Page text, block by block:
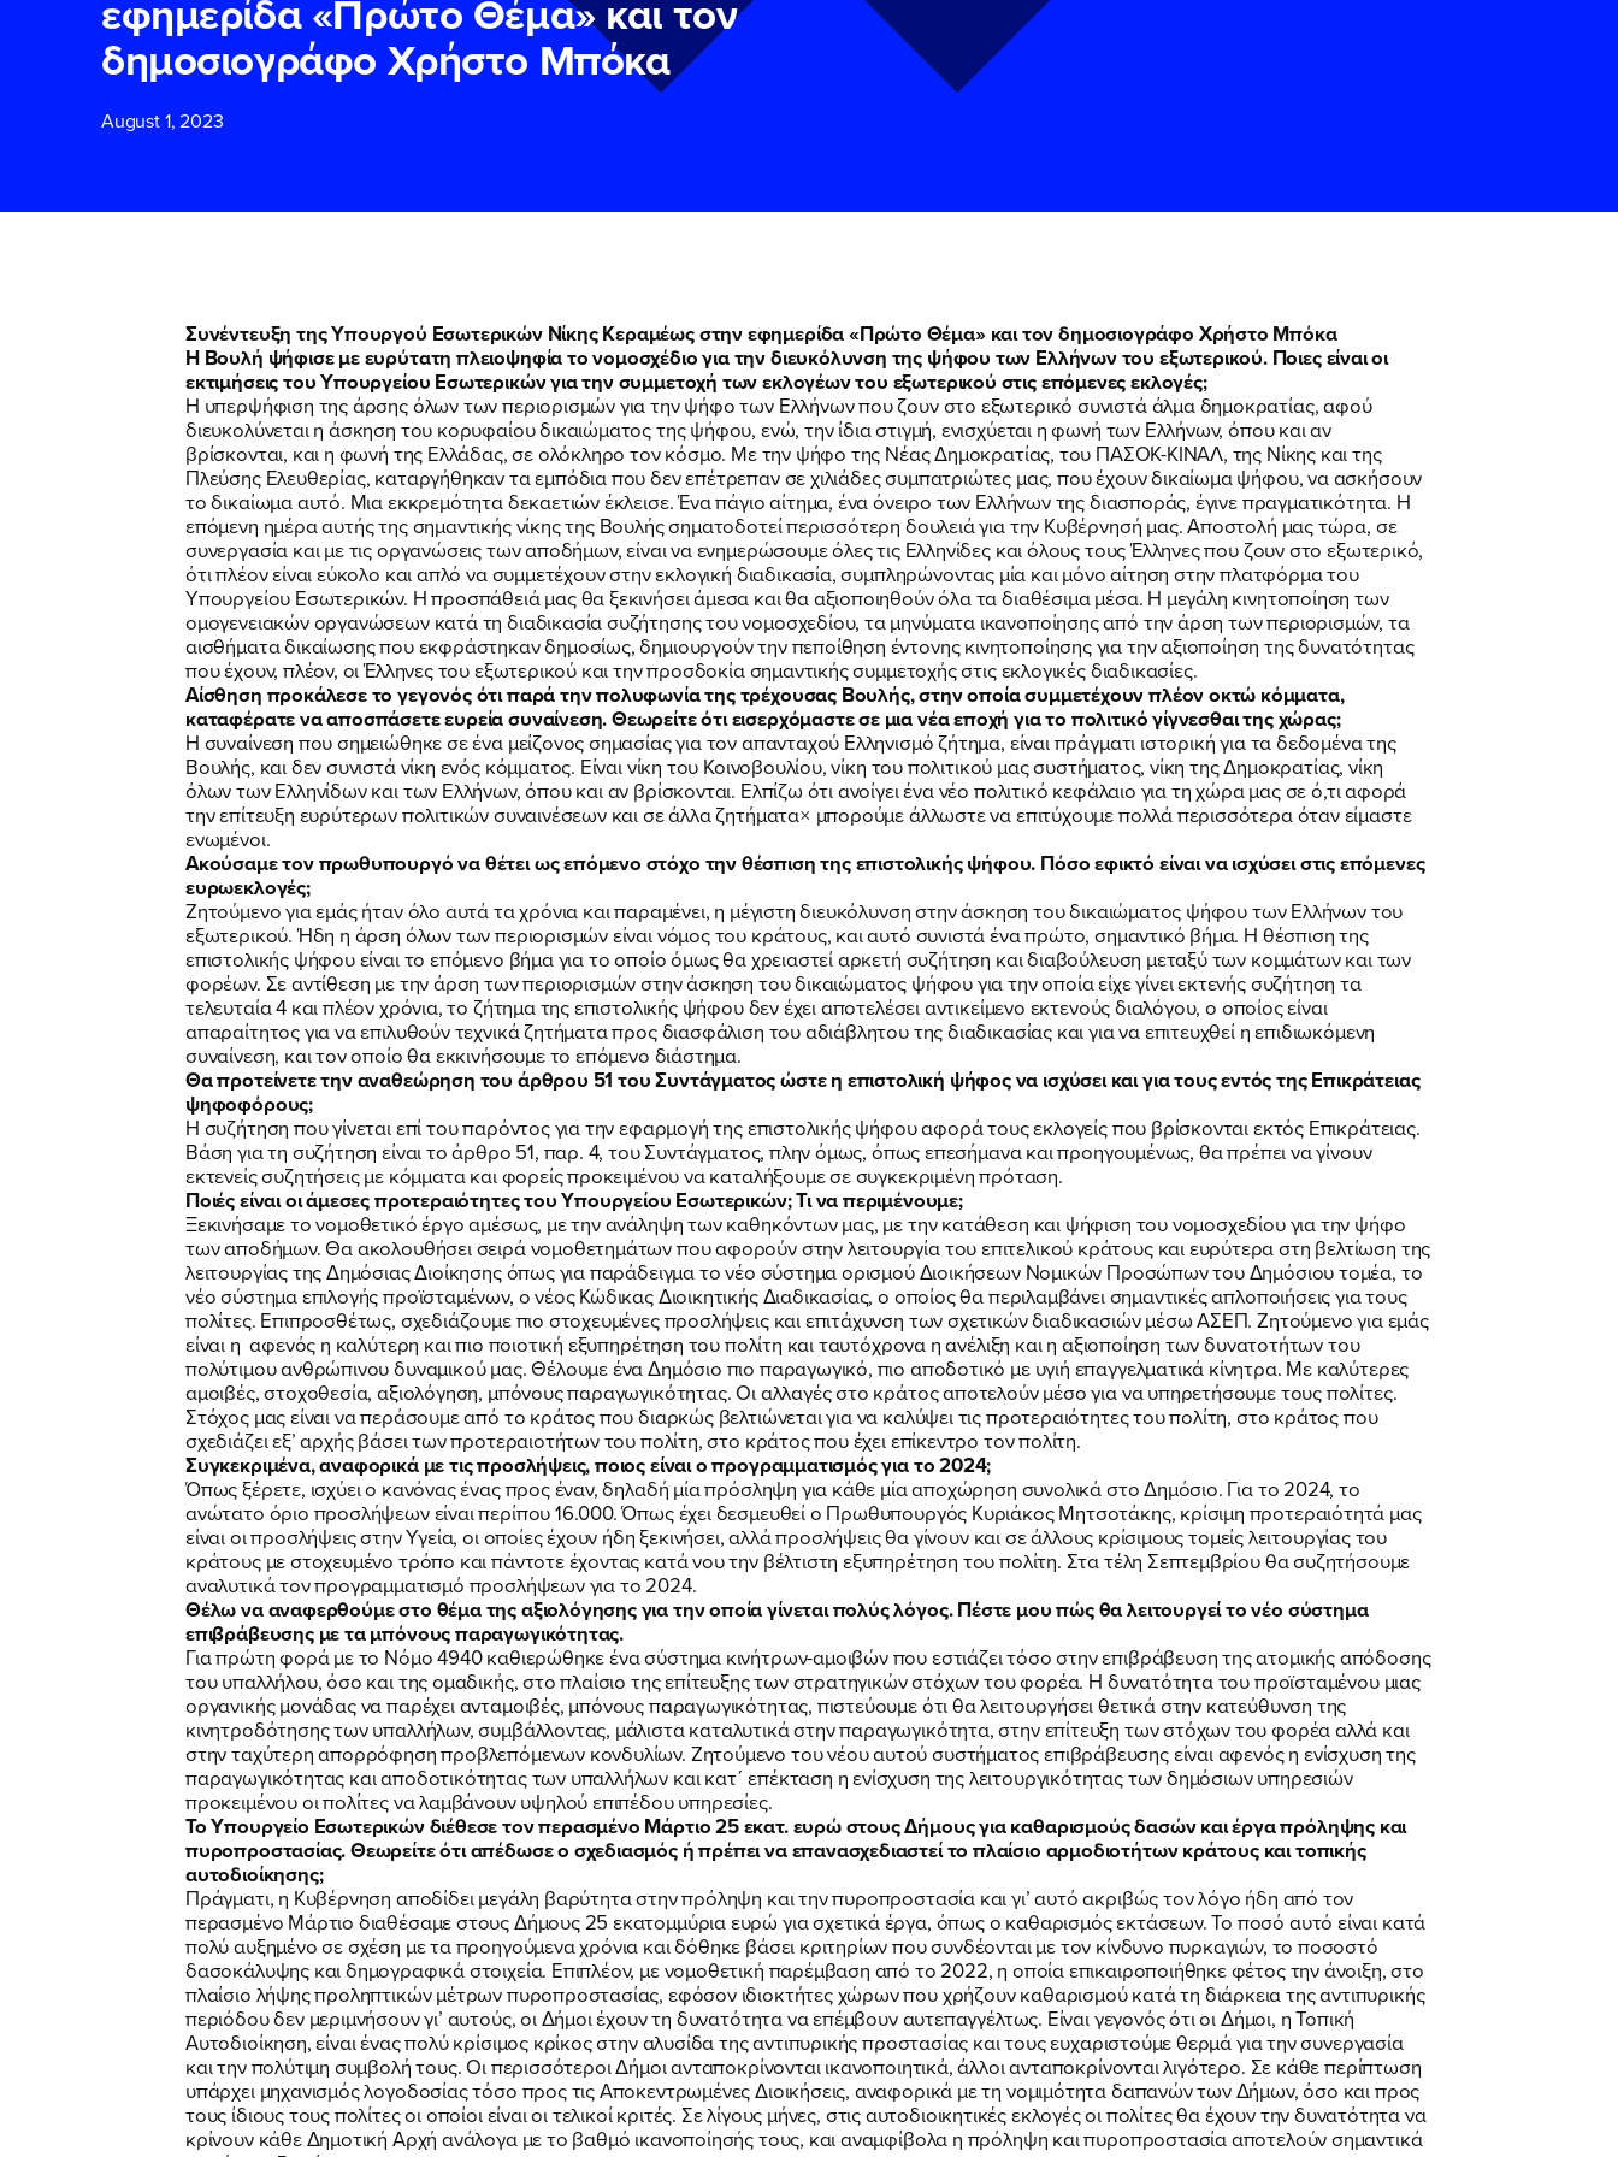
ΠΟΙΑ ΕΙΜΑΙ
ΕΡΓΟ
ΕΚΔΗΛΩΣΕΙΣ
ΝΕΑ
ΕΛΑ ΚΙ ΕΣΥ
FB IN TW YT LN VB TIKTOK
εφημερίδα «Πρώτο Θέμα» και τον
δημοσιογράφο Χρήστο Μπόκα
August 1, 2023
Συνέντευξη της Υπουργού Εσωτερικών Νίκης Κεραμέως στην εφημερίδα «Πρώτο Θέμα» και τον δημοσιογράφο Χρήστο Μπόκα
Η Βουλή ψήφισε με ευρύτατη πλειοψηφία το νομοσχέδιο για την διευκόλυνση της ψήφου των Ελλήνων του εξωτερικού. Ποιες είναι οι
εκτιμήσεις του Υπουργείου Εσωτερικών για την συμμετοχή των εκλογέων του εξωτερικού στις επόμενες εκλογές;
Η υπερψήφιση της άρσης όλων των περιορισμών για την ψήφο των Ελλήνων που ζουν στο εξωτερικό συνιστά άλμα δημοκρατίας, αφού
διευκολύνεται η άσκηση του κορυφαίου δικαιώματος της ψήφου, ενώ, την ίδια στιγμή, ενισχύεται η φωνή των Ελλήνων, όπου και αν
βρίσκονται, και η φωνή της Ελλάδας, σε ολόκληρο τον κόσμο. Με την ψήφο της Νέας Δημοκρατίας, του ΠΑΣΟΚ-ΚΙΝΑΛ, της Νίκης και της
Πλεύσης Ελευθερίας, καταργήθηκαν τα εμπόδια που δεν επέτρεπαν σε χιλιάδες συμπατριώτες μας, που έχουν δικαίωμα ψήφου, να ασκήσουν
το δικαίωμα αυτό. Μια εκκρεμότητα δεκαετιών έκλεισε. Ένα πάγιο αίτημα, ένα όνειρο των Ελλήνων της διασποράς, έγινε πραγματικότητα. Η
επόμενη ημέρα αυτής της σημαντικής νίκης της Βουλής σηματοδοτεί περισσότερη δουλειά για την Κυβέρνησή μας. Αποστολή μας τώρα, σε
συνεργασία και με τις οργανώσεις των αποδήμων, είναι να ενημερώσουμε όλες τις Ελληνίδες και όλους τους Έλληνες που ζουν στο εξωτερικό,
ότι πλέον είναι εύκολο και απλό να συμμετέχουν στην εκλογική διαδικασία, συμπληρώνοντας μία και μόνο αίτηση στην πλατφόρμα του
Υπουργείου Εσωτερικών. Η προσπάθειά μας θα ξεκινήσει άμεσα και θα αξιοποιηθούν όλα τα διαθέσιμα μέσα. Η μεγάλη κινητοποίηση των
ομογενειακών οργανώσεων κατά τη διαδικασία συζήτησης του νομοσχεδίου, τα μηνύματα ικανοποίησης από την άρση των περιορισμών, τα
αισθήματα δικαίωσης που εκφράστηκαν δημοσίως, δημιουργούν την πεποίθηση έντονης κινητοποίησης για την αξιοποίηση της δυνατότητας
που έχουν, πλέον, οι Έλληνες του εξωτερικού και την προσδοκία σημαντικής συμμετοχής στις εκλογικές διαδικασίες.
Αίσθηση προκάλεσε το γεγονός ότι παρά την πολυφωνία της τρέχουσας Βουλής, στην οποία συμμετέχουν πλέον οκτώ κόμματα,
καταφέρατε να αποσπάσετε ευρεία συναίνεση. Θεωρείτε ότι εισερχόμαστε σε μια νέα εποχή για το πολιτικό γίγνεσθαι της χώρας;
Η συναίνεση που σημειώθηκε σε ένα μείζονος σημασίας για τον απανταχού Ελληνισμό ζήτημα, είναι πράγματι ιστορική για τα δεδομένα της
Βουλής, και δεν συνιστά νίκη ενός κόμματος. Είναι νίκη του Κοινοβουλίου, νίκη του πολιτικού μας συστήματος, νίκη της Δημοκρατίας, νίκη
όλων των Ελληνίδων και των Ελλήνων, όπου και αν βρίσκονται. Ελπίζω ότι ανοίγει ένα νέο πολιτικό κεφάλαιο για τη χώρα μας σε ό,τι αφορά
την επίτευξη ευρύτερων πολιτικών συναινέσεων και σε άλλα ζητήματα× μπορούμε άλλωστε να επιτύχουμε πολλά περισσότερα όταν είμαστε
ενωμένοι.
Ακούσαμε τον πρωθυπουργό να θέτει ως επόμενο στόχο την θέσπιση της επιστολικής ψήφου. Πόσο εφικτό είναι να ισχύσει στις επόμενες
ευρωεκλογές;
Ζητούμενο για εμάς ήταν όλο αυτά τα χρόνια και παραμένει, η μέγιστη διευκόλυνση στην άσκηση του δικαιώματος ψήφου των Ελλήνων του
εξωτερικού. Ήδη η άρση όλων των περιορισμών είναι νόμος του κράτους, και αυτό συνιστά ένα πρώτο, σημαντικό βήμα. Η θέσπιση της
επιστολικής ψήφου είναι το επόμενο βήμα για το οποίο όμως θα χρειαστεί αρκετή συζήτηση και διαβούλευση μεταξύ των κομμάτων και των
φορέων. Σε αντίθεση με την άρση των περιορισμών στην άσκηση του δικαιώματος ψήφου για την οποία είχε γίνει εκτενής συζήτηση τα
τελευταία 4 και πλέον χρόνια, το ζήτημα της επιστολικής ψήφου δεν έχει αποτελέσει αντικείμενο εκτενούς διαλόγου, ο οποίος είναι
απαραίτητος για να επιλυθούν τεχνικά ζητήματα προς διασφάλιση του αδιάβλητου της διαδικασίας και για να επιτευχθεί η επιδιωκόμενη
συναίνεση, και τον οποίο θα εκκινήσουμε το επόμενο διάστημα.
Θα προτείνετε την αναθεώρηση του άρθρου 51 του Συντάγματος ώστε η επιστολική ψήφος να ισχύσει και για τους εντός της Επικράτειας
ψηφοφόρους;
Η συζήτηση που γίνεται επί του παρόντος για την εφαρμογή της επιστολικής ψήφου αφορά τους εκλογείς που βρίσκονται εκτός Επικράτειας.
Βάση για τη συζήτηση είναι το άρθρο 51, παρ. 4, του Συντάγματος, πλην όμως, όπως επεσήμανα και προηγουμένως, θα πρέπει να γίνουν
εκτενείς συζητήσεις με κόμματα και φορείς προκειμένου να καταλήξουμε σε συγκεκριμένη πρόταση.
Ποιές είναι οι άμεσες προτεραιότητες του Υπουργείου Εσωτερικών; Τι να περιμένουμε;
Ξεκινήσαμε το νομοθετικό έργο αμέσως, με την ανάληψη των καθηκόντων μας, με την κατάθεση και ψήφιση του νομοσχεδίου για την ψήφο
των αποδήμων. Θα ακολουθήσει σειρά νομοθετημάτων που αφορούν στην λειτουργία του επιτελικού κράτους και ευρύτερα στη βελτίωση της
λειτουργίας της Δημόσιας Διοίκησης όπως για παράδειγμα το νέο σύστημα ορισμού Διοικήσεων Νομικών Προσώπων του Δημόσιου τομέα, το
νέο σύστημα επιλογής προϊσταμένων, ο νέος Κώδικας Διοικητικής Διαδικασίας, ο οποίος θα περιλαμβάνει σημαντικές απλοποιήσεις για τους
πολίτες. Επιπροσθέτως, σχεδιάζουμε πιο στοχευμένες προσλήψεις και επιτάχυνση των σχετικών διαδικασιών μέσω ΑΣΕΠ. Ζητούμενο για εμάς
είναι η αφενός η καλύτερη και πιο ποιοτική εξυπηρέτηση του πολίτη και ταυτόχρονα η ανέλιξη και η αξιοποίηση των δυνατοτήτων του
πολύτιμου ανθρώπινου δυναμικού μας. Θέλουμε ένα Δημόσιο πιο παραγωγικό, πιο αποδοτικό με υγιή επαγγελματικά κίνητρα. Με καλύτερες
αμοιβές, στοχοθεσία, αξιολόγηση, μπόνους παραγωγικότητας. Οι αλλαγές στο κράτος αποτελούν μέσο για να υπηρετήσουμε τους πολίτες.
Στόχος μας είναι να περάσουμε από το κράτος που διαρκώς βελτιώνεται για να καλύψει τις προτεραιότητες του πολίτη, στο κράτος που
σχεδιάζει εξ’ αρχής βάσει των προτεραιοτήτων του πολίτη, στο κράτος που έχει επίκεντρο τον πολίτη.
Συγκεκριμένα, αναφορικά με τις προσλήψεις, ποιος είναι ο προγραμματισμός για το 2024;
Όπως ξέρετε, ισχύει ο κανόνας ένας προς έναν, δηλαδή μία πρόσληψη για κάθε μία αποχώρηση συνολικά στο Δημόσιο. Για το 2024, το
ανώτατο όριο προσλήψεων είναι περίπου 16.000. Όπως έχει δεσμευθεί ο Πρωθυπουργός Κυριάκος Μητσοτάκης, κρίσιμη προτεραιότητά μας
είναι οι προσλήψεις στην Υγεία, οι οποίες έχουν ήδη ξεκινήσει, αλλά προσλήψεις θα γίνουν και σε άλλους κρίσιμους τομείς λειτουργίας του
κράτους με στοχευμένο τρόπο και πάντοτε έχοντας κατά νου την βέλτιστη εξυπηρέτηση του πολίτη. Στα τέλη Σεπτεμβρίου θα συζητήσουμε
αναλυτικά τον προγραμματισμό προσλήψεων για το 2024.
Θέλω να αναφερθούμε στο θέμα της αξιολόγησης για την οποία γίνεται πολύς λόγος. Πέστε μου πώς θα λειτουργεί το νέο σύστημα
επιβράβευσης με τα μπόνους παραγωγικότητας.
Για πρώτη φορά με το Νόμο 4940 καθιερώθηκε ένα σύστημα κινήτρων-αμοιβών που εστιάζει τόσο στην επιβράβευση της ατομικής απόδοσης
του υπαλλήλου, όσο και της ομαδικής, στο πλαίσιο της επίτευξης των στρατηγικών στόχων του φορέα. Η δυνατότητα του προϊσταμένου μιας
οργανικής μονάδας να παρέχει ανταμοιβές, μπόνους παραγωγικότητας, πιστεύουμε ότι θα λειτουργήσει θετικά στην κατεύθυνση της
κινητροδότησης των υπαλλήλων, συμβάλλοντας, μάλιστα καταλυτικά στην παραγωγικότητα, στην επίτευξη των στόχων του φορέα αλλά και
στην ταχύτερη απορρόφηση προβλεπόμενων κονδυλίων. Ζητούμενο του νέου αυτού συστήματος επιβράβευσης είναι αφενός η ενίσχυση της
παραγωγικότητας και αποδοτικότητας των υπαλλήλων και κατ΄ επέκταση η ενίσχυση της λειτουργικότητας των δημόσιων υπηρεσιών
προκειμένου οι πολίτες να λαμβάνουν υψηλού επιπέδου υπηρεσίες.
Το Υπουργείο Εσωτερικών διέθεσε τον περασμένο Μάρτιο 25 εκατ. ευρώ στους Δήμους για καθαρισμούς δασών και έργα πρόληψης και
πυροπροστασίας. Θεωρείτε ότι απέδωσε ο σχεδιασμός ή πρέπει να επανασχεδιαστεί το πλαίσιο αρμοδιοτήτων κράτους και τοπικής
αυτοδιοίκησης;
Πράγματι, η Κυβέρνηση αποδίδει μεγάλη βαρύτητα στην πρόληψη και την πυροπροστασία και γι’ αυτό ακριβώς τον λόγο ήδη από τον
περασμένο Μάρτιο διαθέσαμε στους Δήμους 25 εκατομμύρια ευρώ για σχετικά έργα, όπως ο καθαρισμός εκτάσεων. Το ποσό αυτό είναι κατά
πολύ αυξημένο σε σχέση με τα προηγούμενα χρόνια και δόθηκε βάσει κριτηρίων που συνδέονται με τον κίνδυνο πυρκαγιών, το ποσοστό
δασοκάλυψης και δημογραφικά στοιχεία. Επιπλέον, με νομοθετική παρέμβαση από το 2022, η οποία επικαιροποιήθηκε φέτος την άνοιξη, στο
πλαίσιο λήψης προληπτικών μέτρων πυροπροστασίας, εφόσον ιδιοκτήτες χώρων που χρήζουν καθαρισμού κατά τη διάρκεια της αντιπυρικής
περιόδου δεν μεριμνήσουν γι’ αυτούς, οι Δήμοι έχουν τη δυνατότητα να επέμβουν αυτεπαγγέλτως. Είναι γεγονός ότι οι Δήμοι, η Τοπική
Αυτοδιοίκηση, είναι ένας πολύ κρίσιμος κρίκος στην αλυσίδα της αντιπυρικής προστασίας και τους ευχαριστούμε θερμά για την συνεργασία
και την πολύτιμη συμβολή τους. Οι περισσότεροι Δήμοι ανταποκρίνονται ικανοποιητικά, άλλοι ανταποκρίνονται λιγότερο. Σε κάθε περίπτωση
υπάρχει μηχανισμός λογοδοσίας τόσο προς τις Αποκεντρωμένες Διοικήσεις, αναφορικά με τη νομιμότητα δαπανών των Δήμων, όσο και προς
τους ίδιους τους πολίτες οι οποίοι είναι οι τελικοί κριτές. Σε λίγους μήνες, στις αυτοδιοικητικές εκλογές οι πολίτες θα έχουν την δυνατότητα να
κρίνουν κάθε Δημοτική Αρχή ανάλογα με το βαθμό ικανοποίησής τους, και αναμφίβολα η πρόληψη και πυροπροστασία αποτελούν σημαντικά
ΕΠΙΘΕΤΟ*
Αποδέχομαι τηνΠολιτική Προστασίας Προσωπικών Δεδομένωνκαι τους τουςΌρους Χρήσηςτου
δικτυακού τόπου του Πολιτικού Γραφείου της Βουλευτού Νίκης Κεραμέως
ΥΠΟΒΟΛΗ
ΕΠΙΘΕΤΟ*
Αποδέχομαι τηνΠολιτική Προστασίας Προσωπικών Δεδομένωνκαι τους τουςΌρους Χρήσηςτου
δικτυακού τόπου του Πολιτικού Γραφείου της Βουλευτού Νίκης Κεραμέως
ΥΠΟΒΟΛΗ